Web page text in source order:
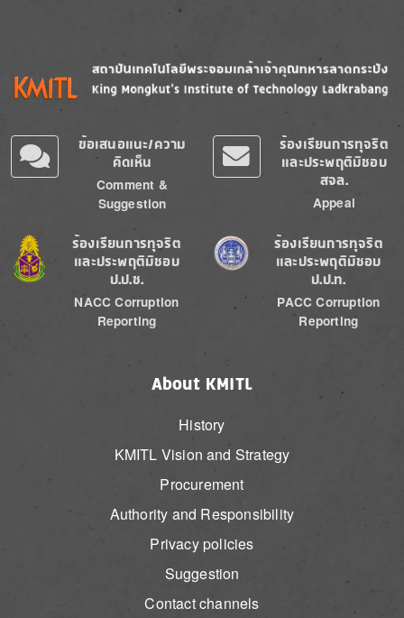
Image
ข้อเสนอแนะ/ความ
คิดเห็น
Comment &
Suggestion
ร้องเรียนการทุจริต
และประพฤติมิชอบ
สจล.
Appeal
Image
ร้องเรียนการทุจริต
และประพฤติมิชอบ
ป.ป.ช.
NACC Corruption
Reporting
Image
ร้องเรียนการทุจริต
และประพฤติมิชอบ
ป.ป.ท.
PACC Corruption
Reporting
About KMITL
History
KMITL Vision and Strategy
Procurement
Authority and Responsibility
Privacy policies
Suggestion
Contact channels